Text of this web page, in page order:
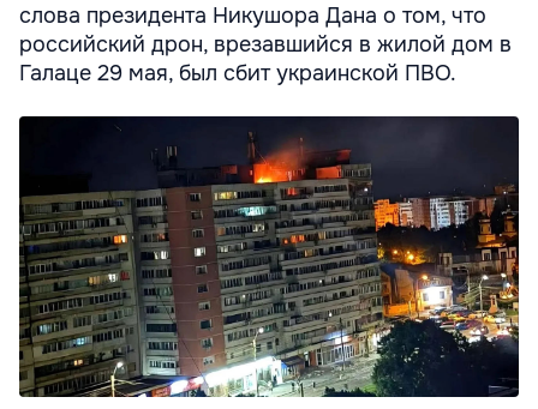
слова президента Никушора Дана о том, что
российский дрон, врезавшийся в жилой дом в
Галаце 29 мая, был сбит украинской ПВО.